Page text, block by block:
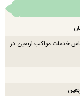
خدمات مواکب اربعین در